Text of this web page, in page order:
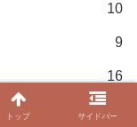
10
9
16
27
トップ サイドバー